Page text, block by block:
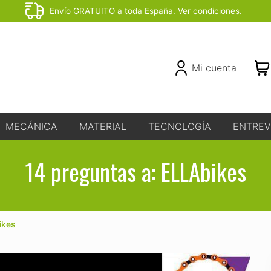
Before
Envío GRATUITO a toda España. Ver condiciones.
Header
RightMi cuenta
MECÁNICA MATERIAL TECNOLOGÍA
14 preguntas a: ELLAbikes